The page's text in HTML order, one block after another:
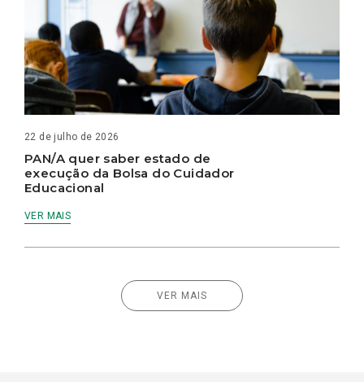
22 de julho de 2026
PAN/A quer saber estado de
execução da Bolsa do Cuidador
Educacional
VER MAIS
VER MAIS